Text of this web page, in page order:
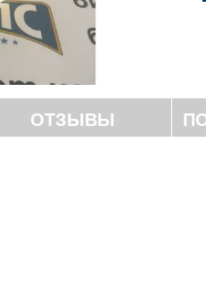
ОТЗЫВЫ